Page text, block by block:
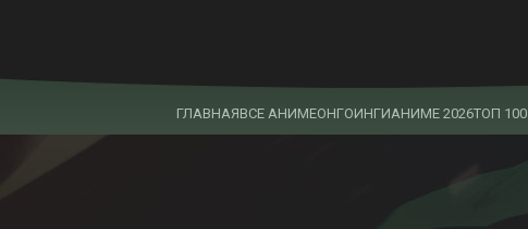
ГЛАВНАЯВСЕ АНИМЕОНГОИНГИАНИМЕ 2026ТОП 100